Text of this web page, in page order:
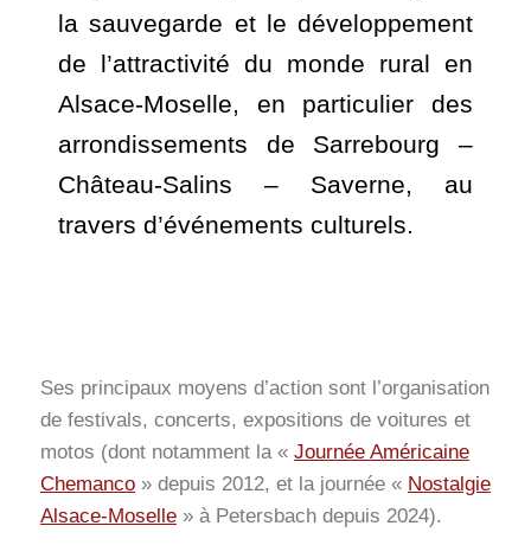
la sauvegarde et le développement
de l’attractivité du monde rural en
Alsace-Moselle, en particulier des
arrondissements de Sarrebourg –
Château-Salins – Saverne, au
travers d’événements culturels.
Ses principaux moyens d’action sont l’organisation
de festivals, concerts, expositions de voitures et
motos (dont notamment la « Journée Américaine
Chemanco » depuis 2012, et la journée « Nostalgie
Alsace-Moselle » à Petersbach depuis 2024).